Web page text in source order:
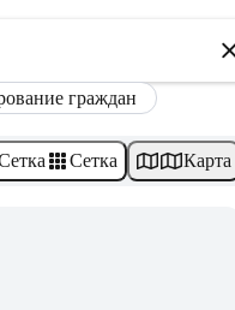
граждан
Сетка Карта